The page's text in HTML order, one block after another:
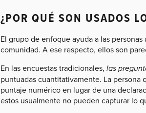
¿POR QUÉ SON USADOS
El grupo de enfoque ayuda a las
comunidad. A ese respecto, ellos son
En las encuestas tradicionales, las
puntuadas cuantitativamente. La persona
puntaje numérico en lugar de una
estos usualmente no pueden capturar lo